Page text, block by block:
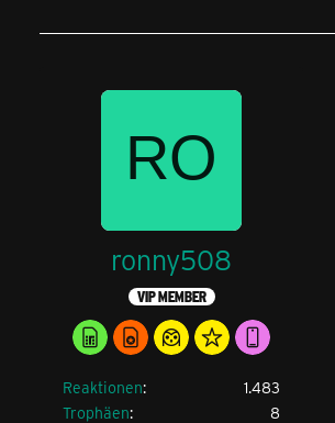
ronny508
VIP MEMBER
Reaktionen
1.483
Trophäen
8